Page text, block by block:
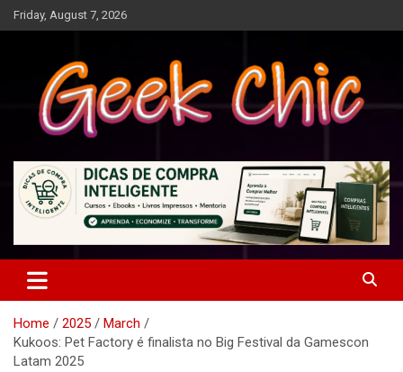
Skip
to
Friday, August 7, 2026
Geek Chic
Home 2025
March
Kukoos: Pet Factory é finalista no Big Festival da Gamescon
Latam 2025